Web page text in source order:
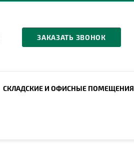
ЗАКАЗАТЬ ЗВОНОК
СКЛАДСКИЕ И ОФИСНЫЕ ПОМЕЩЕНИЯ